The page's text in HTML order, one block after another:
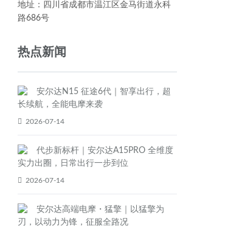
地址：四川省成都市温江区金马街道永科
路686号
热点新闻
安尔达N15 征途6代｜智享出行，超
长续航，全能电摩来袭
2026-07-14
代步新标杆｜安尔达A15PRO 全维度
实力出圈，日常出行一步到位
2026-07-14
安尔达高端电摩・猛擎｜以猛擎为
刃，以动力为锋，征服全路况